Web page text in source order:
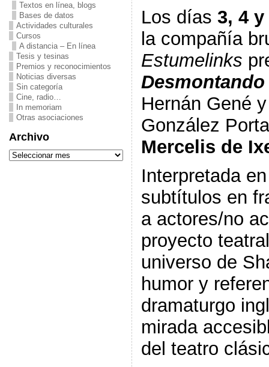
Textos en línea, blogs
Bases de datos
Actividades culturales
Cursos
A distancia – En línea
Tesis y tesinas
Premios y reconocimientos
Noticias diversas
Sin categoría
Cine, radio…
In memoriam
Otras asociaciones
Archivo
Los días 3, 4
la compañía
Estumelinks
Hernán Gené
González
Mercelis de
Interpretada
subtítulos en
a actores/no
proyecto
universo de
humor y
dramaturgo
mirada
del teatro